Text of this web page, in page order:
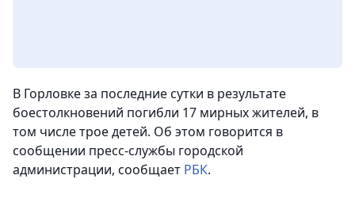
В Горловке за последние сутки в результате
боестолкновений погибли 17 мирных жителей, в
том числе трое детей. Об этом говорится в
сообщении пресс-службы городской
администрации, сообщает РБК.